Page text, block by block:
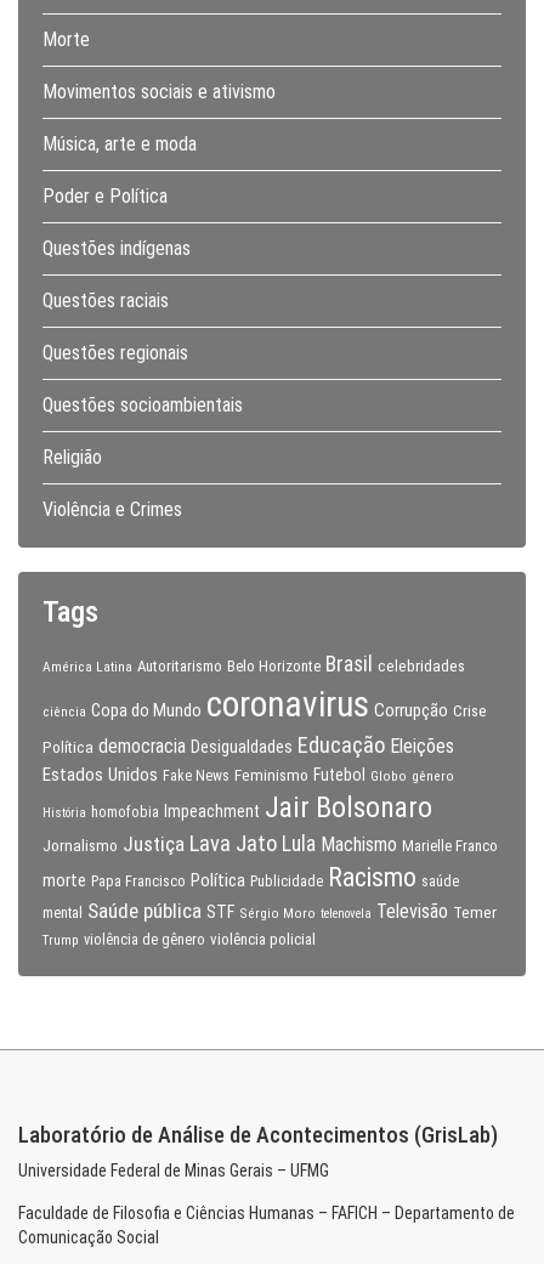
Morte
Movimentos sociais e ativismo
Música, arte e moda
Poder e Política
Questões indígenas
Questões raciais
Questões regionais
Questões socioambientais
Religião
Violência e Crimes
Tags
América Latina Autoritarismo Belo Horizonte Brasil celebridades
ciência Copa do Mundo coronavirus Corrupção Crise
Política democracia Desigualdades Educação Eleições
Estados Unidos Fake News Feminismo Futebol Globo gênero
História homofobia Impeachment Jair Bolsonaro
Jornalismo Justiça Lava Jato Lula Machismo Marielle Franco
morte Papa Francisco Política Publicidade Racismo saúde
mental
Saúde pública STF Sérgio Moro telenovela Televisão Temer
Trump violência de gênero violência policial
Laboratório de Análise de Acontecimentos (GrisLab)
Universidade Federal de Minas Gerais – UFMG
Faculdade de Filosofia e Ciências Humanas – FAFICH – Departamento de
Comunicação Social